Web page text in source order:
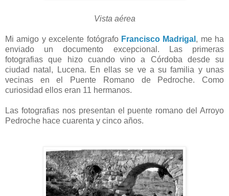
Vista aérea
Mi amigo y excelente fotógrafo Francisco Madrigal , me ha
enviado un documento excepcional. Las primeras
fotografias que hizo cuando vino a Córdoba desde su
ciudad natal, Lucena. En ellas se ve a su familia y unas
vecinas en el Puente Romano de Pedroche. Como
curiosidad ellos eran 11 hermanos.
Las fotografias nos presentan el puente romano del Arroyo
Pedroche hace cuarenta y cinco años.